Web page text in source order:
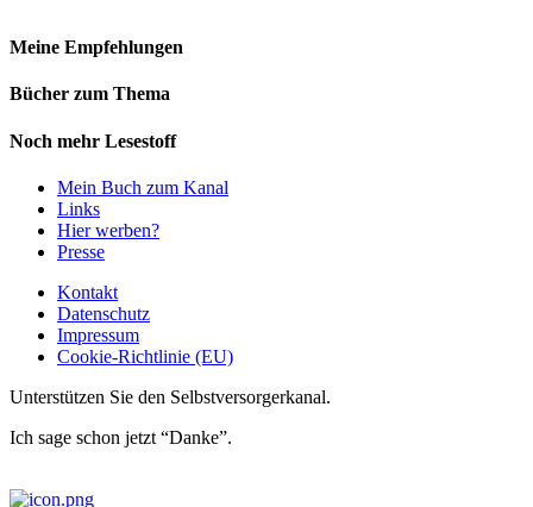
Meine Empfehlungen
Bücher zum Thema
Noch mehr Lesestoff
Mein Buch zum Kanal
Links
Hier werben?
Presse
Kontakt
Datenschutz
Impressum
Cookie-Richtlinie (EU)
Unterstützen Sie den Selbstversorgerkanal.
Ich sage schon jetzt “Danke”.